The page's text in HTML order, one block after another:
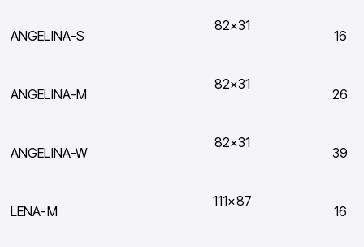
ANGELINA-S
82×31
16
ANGELINA-M
82×31
26
ANGELINA-W
82×31
39
LENA-M
111×87
16